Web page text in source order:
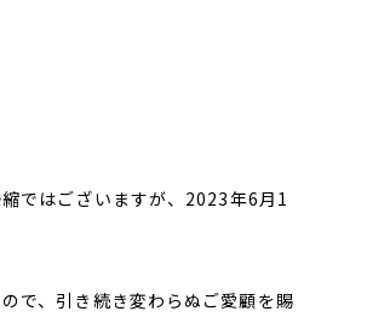
ではございますが、2023年6月1
で、引き続き変わらぬご愛顧を賜